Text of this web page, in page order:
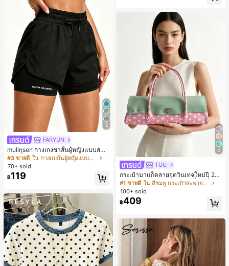
5
FARYUN
mulinsen กางเกงขาสั้นผู้หญิงแบบสบา
ยๆ สีพื้น หลวม อเนกประสงค์ กางเกงขา
สั้นกีฬา 2-In-1 สำหรับวิ่ง ฟิตเนส และก
ารฝึกซ้อมกีฬาในฤดูร้อน
#3 ขายดี
ใน กางเกงในผู้หญิงแบบแอคทีฟ
70+ sold
฿119
4
TUU
กระเป๋าบาแก็ตลายจุดวินเทจใหม่ปี 20
26 สำหรับผู้หญิง กระเป๋าเจลลี่แฟชั่นสไ
ตล์หวาน ความจุขนาดใหญ่ กระเป๋าสะ
พายไหล่สำหรับเดินทางไปทำงาน
#1 ขายดี
ใน สีชมพู กระเป๋าสะพายผู้หญิง
100+ sold
฿409